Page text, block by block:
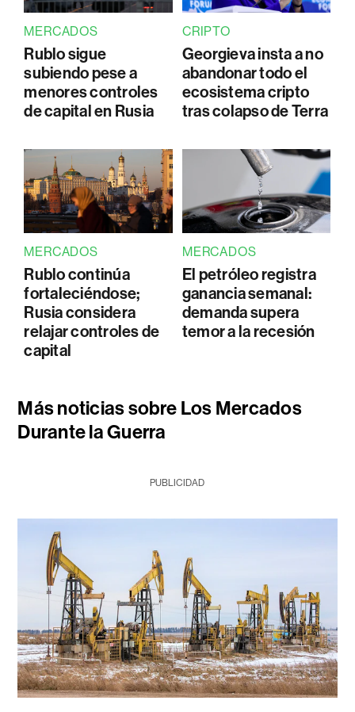
MERCADOS
Rublo sigue
subiendo pese a
menores controles
de capital en Rusia
CRIPTO
Georgieva insta a no
abandonar todo el
ecosistema cripto
tras colapso de Terra
MERCADOS
Rublo continúa
fortaleciéndose;
Rusia considera
relajar controles de
capital
MERCADOS
El petróleo registra
ganancia semanal:
demanda supera
temor a la recesión
Más noticias sobre Los Mercados
Durante la Guerra
PUBLICIDAD